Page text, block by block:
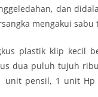
dan
mengakui sabu
plastik klip kecil
dua puluh tujuh
unit pensil, 1 unit